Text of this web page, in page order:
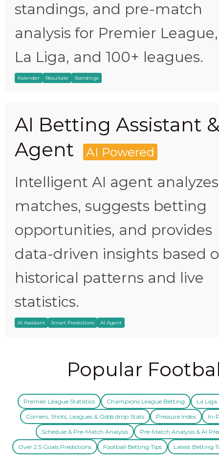
standings, and pre-match
analysis for Premier League,
La Liga, and 100+ leagues.
Kalender Resultate Standings
AI Betting Assistant
Agent
AI Powered
Intelligent AI agent analyzes
matches, suggests betting
opportunities, and provides
data-driven insights based
historical patterns and live
statistics.
AI Assistant Smart Predictions AI Agent
Popular
Premier League Statistics Champions League Betting La Liga
Corners, Shots, Leagues & Odds drop Stats Pressure Index In-
Schedule & Pre-Match Analysis Pre-Match Analysis & AI
Over 2.5 Goals Predictions Football Betting Tips Latest Betting